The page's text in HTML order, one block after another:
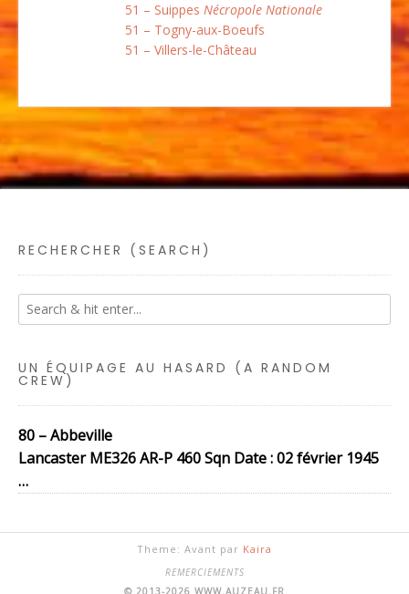
51 – Suippes Nécropole Nationale
51 – Togny-aux-Boeufs
51 – Villers-le-Château
RECHERCHER (SEARCH)
UN ÉQUIPAGE AU HASARD (A RANDOM
CREW)
80 – Abbeville
Lancaster ME326 AR-P 460 Sqn Date : 02 février 1945
…
Theme: Avant par Kaira
REMERCIEMENTS